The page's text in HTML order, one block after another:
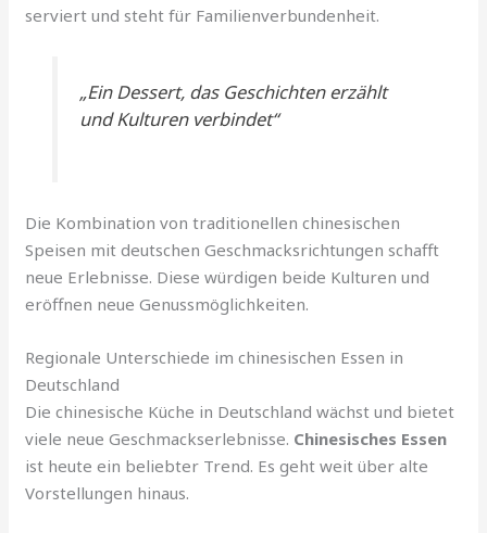
serviert und steht für Familienverbundenheit.
„Ein Dessert, das Geschichten erzählt
und Kulturen verbindet“
Die Kombination von traditionellen chinesischen
Speisen mit deutschen Geschmacksrichtungen schafft
neue Erlebnisse. Diese würdigen beide Kulturen und
eröffnen neue Genussmöglichkeiten.
Regionale Unterschiede im chinesischen Essen in
Deutschland
Die chinesische Küche in Deutschland wächst und bietet
viele neue Geschmackserlebnisse. Chinesisches Essen
ist heute ein beliebter Trend. Es geht weit über alte
Vorstellungen hinaus.